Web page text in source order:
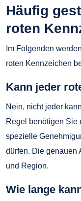
Häufig
roten
Im Folgenden
roten Kennzeichen
Kann jeder
Nein, nicht jeder
Regel benötigen Sie
spezielle
dürfen. Die genauen
und Region.
Wie lange